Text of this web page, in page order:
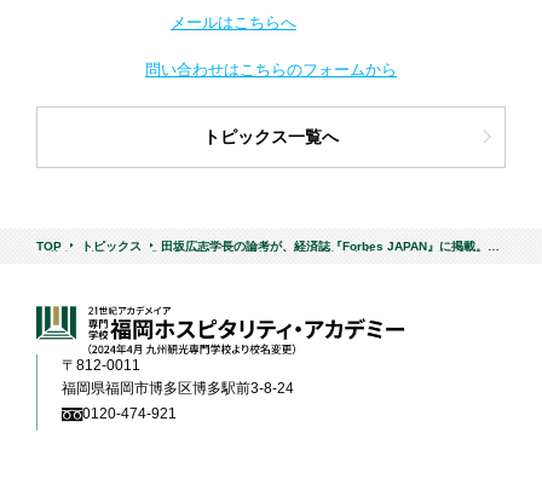
メールはこちらへ
問い合わせはこちらのフォームから
トピックス一覧へ
TOP トピックス
田坂広志学長の論考が、経済誌『Forbes JAPAN』に掲載。Ａ
〒812-0011
福岡県福岡市博多区博多駅前3-8-24
0120-474-921